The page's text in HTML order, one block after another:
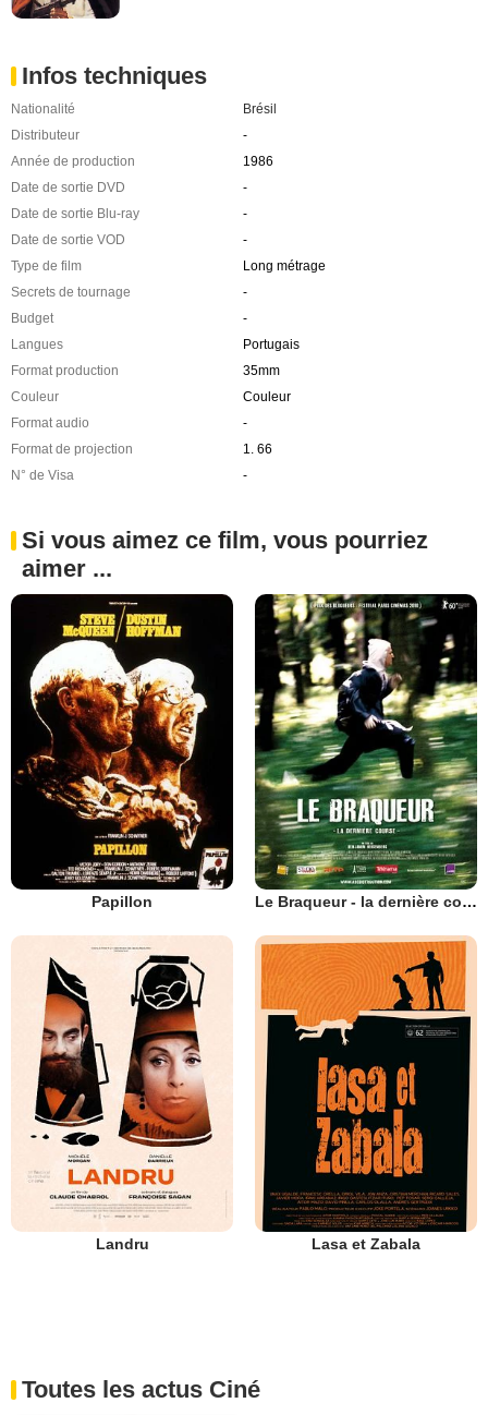
Infos techniques
Nationalité
Brésil
Distributeur
-
Année de production
1986
Date de sortie DVD
-
Date de sortie Blu-ray
-
Date de sortie VOD
-
Type de film
Long métrage
Secrets de tournage
-
Budget
-
Langues
Portugais
Format production
35mm
Couleur
Couleur
Format audio
-
Format de projection
1. 66
N° de Visa
-
Si vous aimez ce film, vous pourriez
aimer ...
Papillon Le Braqueur - la dernière course
Landru Lasa et Zabala
Toutes les actus Ciné